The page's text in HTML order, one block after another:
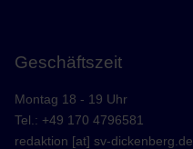
Geschäftszeit
Montag 18 - 19 Uhr
Tel.: +49 170 4796581
redaktion [at] sv-dickenberg.de